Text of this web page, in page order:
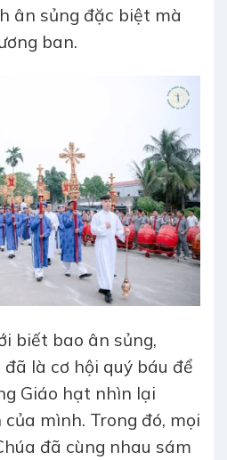
ân sủng đặc biệt mà
ban.
biết bao ân sủng,
là cơ hội quý báu để
Giáo hạt nhìn lại
mình. Trong đó, mọi
đã cùng nhau sám